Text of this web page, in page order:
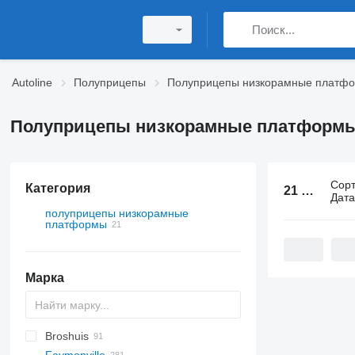
Autoline Полуприцепы Полуприцепы низкорамные
Полуприцепы низкорамные
Категория
полуприцепы низкорамные
платформы
Марка
S44315CHC
PS
SFCL
S-series
KIS
Broshuis
21 объявление: